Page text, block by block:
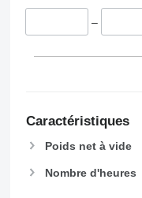
–
Caractéristiques
Poids net à vide
Nombre d'heures